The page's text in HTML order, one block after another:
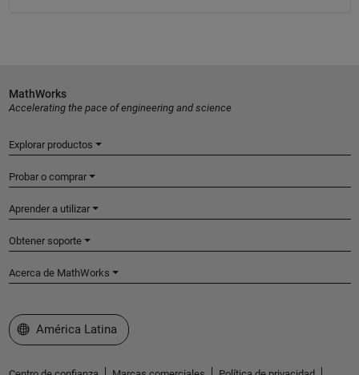
MathWorks
Accelerating the pace of engineering and science
Explorar productos
Probar o comprar
Aprender a utilizar
Obtener soporte
Acerca de MathWorks
Seleccione un país/idioma
América Latina